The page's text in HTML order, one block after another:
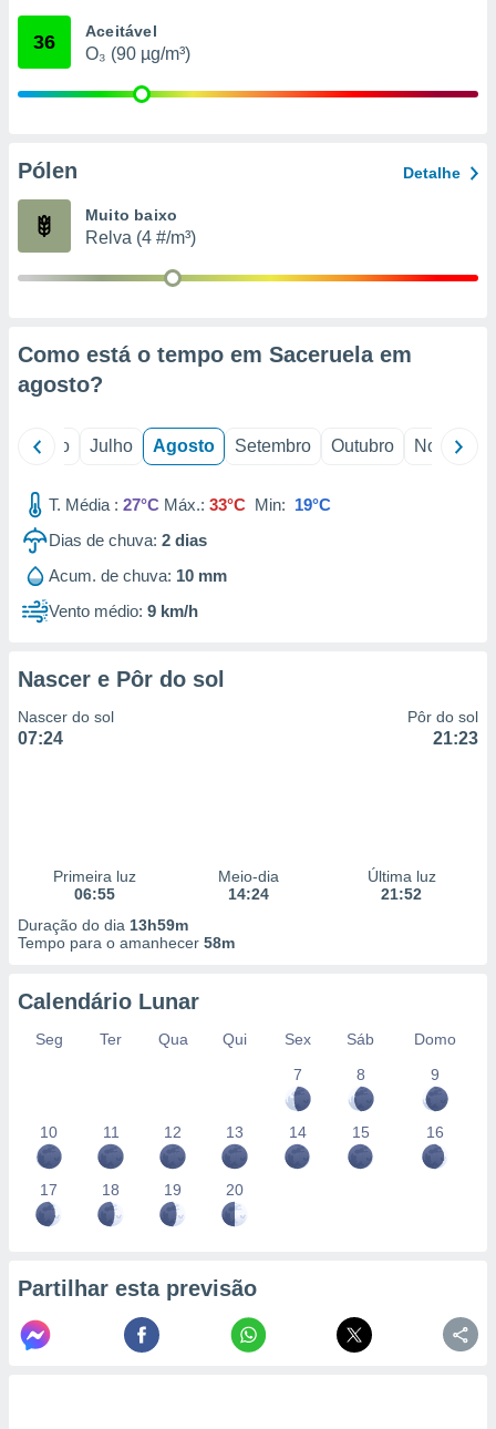
através
estudos
1199
36 Aceitável
O₃ (90 µg/m³)
Pólen Detalhe
Muito baixo
Relva (4 #/m³)
Como está o tempo em Saceruela em
agosto?
Junho Julho Agosto Setembro Outubro Novembro
T. Média : 27°C Máx.: 33°C Min: 19°C
Dias de chuva: 2 dias
Acum. de chuva: 10 mm
Vento médio: 9 km/h
Nascer e Pôr do sol
Nascer do sol
07:24
Pôr do sol
21:23
Primeira luz
06:55
Meio-dia
14:24
Última luz
21:52
Duração do dia 13h59m
Tempo para o amanhecer 58m
Calendário Lunar
Seg Ter Qua Qui Sex Sáb
Domo
7
8 9
10 11 12 13 14 15 16
17 18 19 20
Partilhar esta previsão